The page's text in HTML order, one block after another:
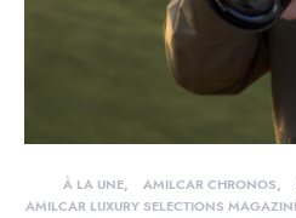
À LA UNE AMILCAR CHRONOS
AMILCAR LUXURY SELECTIONS